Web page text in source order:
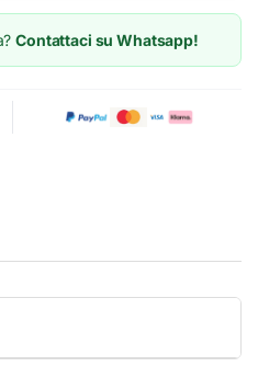
Contattaci su Whatsapp!